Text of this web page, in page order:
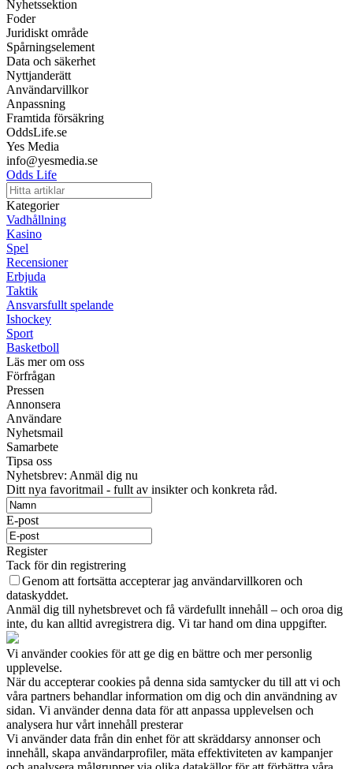
Nyhetssektion
Foder
Juridiskt område
Spårningselement
Data och säkerhet
Nyttjanderätt
Användarvillkor
Anpassning
Framtida försäkring
OddsLife.se
Yes Media
info@yesmedia.se
Odds Life
Kategorier
Vadhållning
Kasino
Spel
Recensioner
Erbjuda
Taktik
Ansvarsfullt spelande
Ishockey
Sport
Basketboll
Läs mer om oss
Förfrågan
Pressen
Annonsera
Användare
Nyhetsmail
Samarbete
Tipsa oss
Nyhetsbrev: Anmäl dig nu
Ditt nya favoritmail - fullt av insikter och konkreta råd.
E-post
Register
Tack för din registrering
Genom att fortsätta accepterar jag användarvillkoren och
dataskyddet.
Anmäl dig till nyhetsbrevet och få värdefullt innehåll – och oroa dig
inte, du kan alltid avregistrera dig. Vi tar hand om dina uppgifter.
Vi använder cookies för att ge dig en bättre och mer personlig
upplevelse.
När du accepterar cookies på denna sida samtycker du till att vi och
våra partners behandlar information om dig och din användning av
sidan. Vi använder denna data för att anpassa upplevelsen och
analysera hur vårt innehåll presterar
Vi använder data från din enhet för att skräddarsy annonser och
innehåll, skapa användarprofiler, mäta effektiviteten av kampanjer